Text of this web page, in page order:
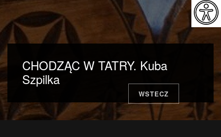
ITALIANO
CHODZĄC W TATRY. Kuba
Szpilka
WSTECZ